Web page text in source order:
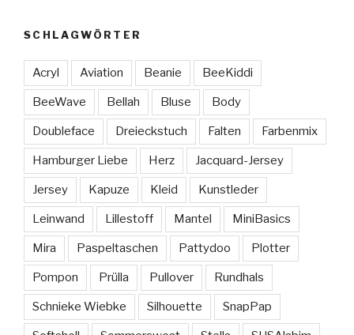
SCHLAGWÖRTER
Acryl Aviation Beanie BeeKiddi
BeeWave Bellah Bluse Body
Doubleface Dreieckstuch Falten Farbenmix
Hamburger Liebe Herz Jacquard-Jersey
Jersey Kapuze Kleid Kunstleder
Leinwand Lillestoff Mantel MiniBasics
Mira Paspeltaschen Pattydoo Plotter
Pompon Prülla Pullover Rundhals
Schnieke Wiebke Silhouette SnapPap